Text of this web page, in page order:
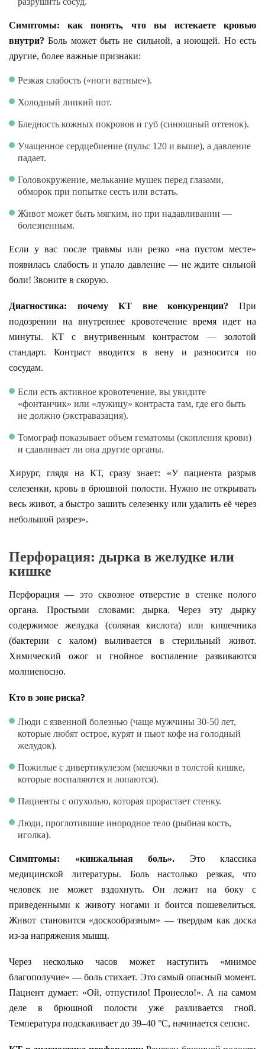
Симптомы: как понять, что вы истекаете кровью
внутри? Боль может быть не сильной, а ноющей. Но есть
другие, более важные признаки:
Резкая слабость («ноги ватные»).
Холодный липкий пот.
Бледность кожных покровов и губ (синюшный оттенок).
Учащенное сердцебиение (пульс 120 и выше), а давление
падает.
Головокружение, мелькание мушек перед глазами,
обморок при попытке сесть или встать.
Живот может быть мягким, но при надавливании —
болезненным.
Если у вас после травмы или резко «на пустом месте»
появилась слабость и упало давление — не ждите сильной
боли! Звоните в скорую.
Диагностика: почему КТ вне конкуренции? При
подозрении на внутреннее кровотечение время идет на
минуты. КТ с внутривенным контрастом — золотой
стандарт. Контраст вводится в вену и разносится по
сосудам.
Если есть активное кровотечение, вы увидите
«фонтанчик» или «лужицу» контраста там, где его быть
не должно (экстравазация).
Томограф показывает объем гематомы (скопления крови)
и сдавливает ли она другие органы.
Хирург, глядя на КТ, сразу знает: «У пациента разрыв
селезенки, кровь в брюшной полости. Нужно не открывать
весь живот, а быстро зашить селезенку или удалить её через
небольшой разрез».
Перфорация: дырка в желудке или
кишке
Перфорация — это сквозное отверстие в стенке полого
органа. Простыми словами: дырка. Через эту дырку
содержимое желудка (соляная кислота) или кишечника
(бактерии с калом) выливается в стерильный живот.
Химический ожог и гнойное воспаление развиваются
молниеносно.
Кто в зоне риска?
Люди с язвенной болезнью (чаще мужчины 30-50 лет,
которые любят острое, курят и пьют кофе на голодный
желудок).
Пожилые с дивертикулезом (мешочки в толстой кишке,
которые воспаляются и лопаются).
Пациенты с опухолью, которая прорастает стенку.
Люди, проглотившие инородное тело (рыбная кость,
иголка).
Симптомы: «кинжальная боль». Это классика
медицинской литературы. Боль настолько резкая, что
человек не может вздохнуть. Он лежит на боку с
приведенными к животу ногами и боится пошевелиться.
Живот становится «доскообразным» — твердым как доска
из-за напряжения мышц.
Через несколько часов может наступить «мнимое
благополучие» — боль стихает. Это самый опасный момент.
Пациент думает: «Ой, отпустило! Пронесло!». А на самом
деле в брюшной полости уже разливается гной.
Температура подскакивает до 39–40 °C, начинается сепсис.